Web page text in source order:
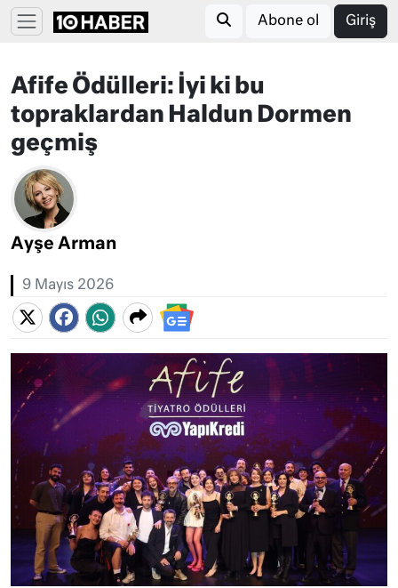
Abone ol Giriş
Afife Ödülleri: İyi ki bu
topraklardan Haldun Dormen
geçmiş
Ayşe Arman
9 Mayıs 2026